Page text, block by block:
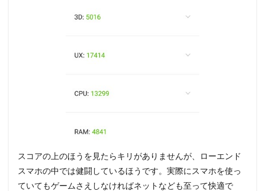
スコアの上のほうを見たらキリがありませんが、ローエンド
スマホの中では健闘しているほうです。実際にスマホを使っ
ていてもゲームさえしなければネットなども至って快適で